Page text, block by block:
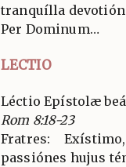
tranquílla
Per Dominum…
LECTIO
Léctio Epístolæ
Rom 8:18-23
Fratres:
passiónes hujus